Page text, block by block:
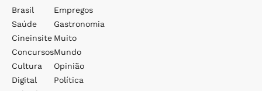
Brasil
Saúde
Cineinsite
Concursos
Cultura
Digital
Empregos
Gastronomia
Muito
Mundo
Opinião
Política